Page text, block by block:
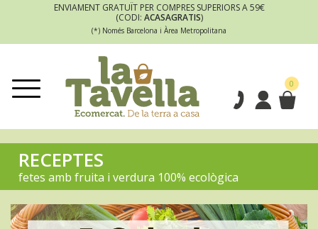
ENVIAMENT GRATUÏT PER COMPRES SUPERIORS A 59€
(CODI: ACASAGRATIS)
(*) Només Barcelona i Àrea Metropolitana
0
RECEPTES
fetes amb fruita i verdura 100% ecològica